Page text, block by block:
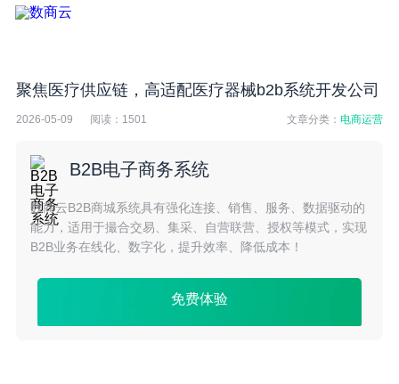
聚焦医疗供应链，高适配医疗器械b2b系统开发公司
2026-05-09 阅读： 1501 文章分类：电商运营
B2B电子商务系统
数商云B2B商城系统具有强化连接、销售、服务、数据驱动的
能力，适用于撮合交易、集采、自营联营、授权等模式，实现
B2B业务在线化、数字化，提升效率、降低成本！
免费体验